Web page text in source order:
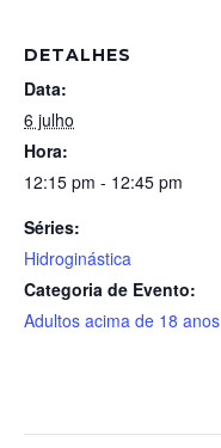
DETALHES
Data:
6 julho
Hora:
12:15 pm - 12:45 pm
Séries:
Hidroginástica
Categoria de Evento:
Adultos acima de 18 anos